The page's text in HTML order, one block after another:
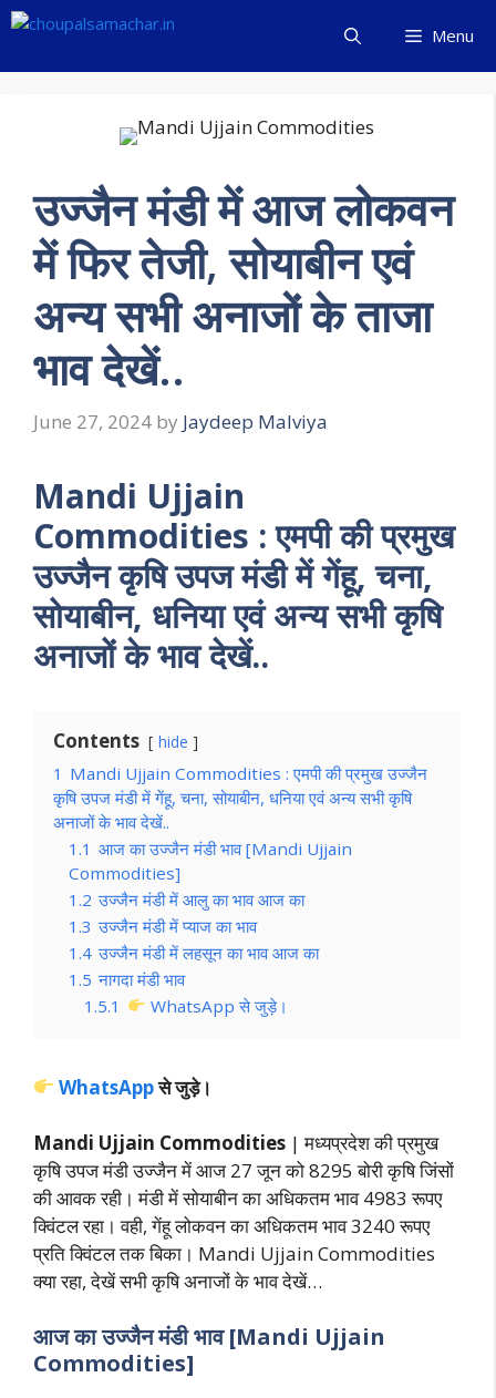
Skip
content
Menu
उज्जैन मंडी में आज लोकवन
में फिर तेजी, सोयाबीन एवं
अन्य सभी अनाजों के ताजा
भाव देखें..
June 27, 2024 by Jaydeep Malviya
Mandi Ujjain
Commodities : एमपी की प्रमुख
उज्जैन कृषि उपज मंडी में गेंहू, चना,
सोयाबीन, धनिया एवं अन्य सभी कृषि
अनाजों के भाव देखें..
Contents hide
1 Mandi Ujjain Commodities : एमपी की प्रमुख उज्जैन
कृषि उपज मंडी में गेंहू, चना, सोयाबीन, धनिया एवं अन्य सभी कृषि
अनाजों के भाव देखें..
1.1 आज का उज्जैन मंडी भाव [Mandi Ujjain
Commodities]
1.2 उज्जैन मंडी में आलु का भाव आज का
1.3 उज्जैन मंडी में प्याज का भाव
1.4 उज्जैन मंडी में लहसून का भाव आज का
1.5 नागदा मंडी भाव
1.5.1
WhatsApp से जुड़े।
WhatsAppसे जुड़े।
Mandi Ujjain Commodities | मध्यप्रदेश की प्रमुख
कृषि उपज मंडी उज्जैन में आज 27 जून को 8295 बोरी कृषि जिंसों
की आवक रही। मंडी में सोयाबीन का अधिकतम भाव 4983 रूपए
क्विंटल रहा। वही, गेंहू लोकवन का अधिकतम भाव 3240 रूपए
प्रति क्विंटल तक बिका। Mandi Ujjain Commodities
क्या रहा, देखें सभी कृषि अनाजों के भाव देखें…
आज काउज्जैनमंडी भाव [Mandi Ujjain
Commodities]